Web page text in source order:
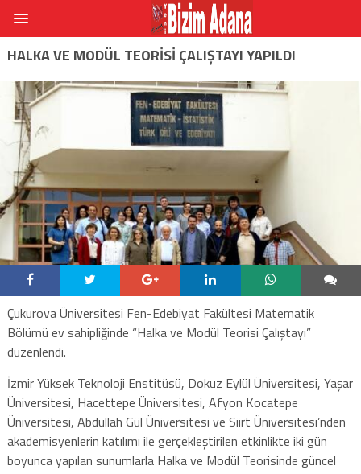
HALKA VE MODÜL TEORISI ÇALIŞTAYI YAPILDI
Çukurova Üniversitesi Fen-Edebiyat Fakültesi Matematik
Bölümü ev sahipliğinde “Halka ve Modül Teorisi Çalıştayı”
düzenlendi.
İzmir Yüksek Teknoloji Enstitüsü, Dokuz Eylül Üniversitesi, Yaşar
Üniversitesi, Hacettepe Üniversitesi, Afyon Kocatepe
Üniversitesi, Abdullah Gül Üniversitesi ve Siirt Üniversitesi’nden
akademisyenlerin katılımı ile gerçekleştirilen etkinlikte iki gün
boyunca yapılan sunumlarla Halka ve Modül Teorisinde güncel